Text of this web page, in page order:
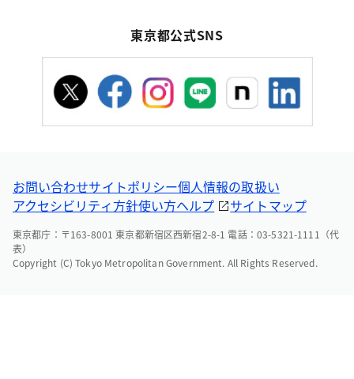
東京都公式SNS
お問い合わせサイトポリシー個人情報の取扱い
アクセシビリティ方針使い方ヘルプ サイトマップ
東京都庁：〒163-8001 東京都新宿区西新宿2-8-1 電話：03-5321-1111（代
表）
Copyright (C) Tokyo Metropolitan Government. All Rights Reserved.